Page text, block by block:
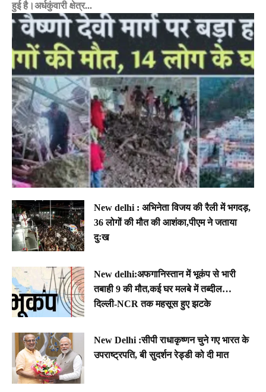
हुई है।अर्धकुंवारी क्षेत्र...
New delhi : अभिनेता विजय की रैली में भगदड़,
36 लोगों की मौत की आशंका,पीएम ने जताया
दुःख
New delhi:अफगानिस्तान में भूकंप से भारी
तबाही 9 की मौत,कई घर मलबे में तब्दील…
दिल्ली-NCR तक महसूस हुए झटके
New Delhi :सीपी राधाकृष्णन चुने गए भारत के
उपराष्ट्रपति, बी सुदर्शन रेड्डी को दी मात